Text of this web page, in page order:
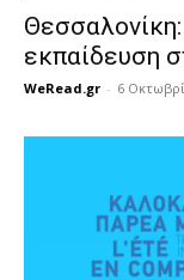
εκπαίδευση
WeRead.gr - 6